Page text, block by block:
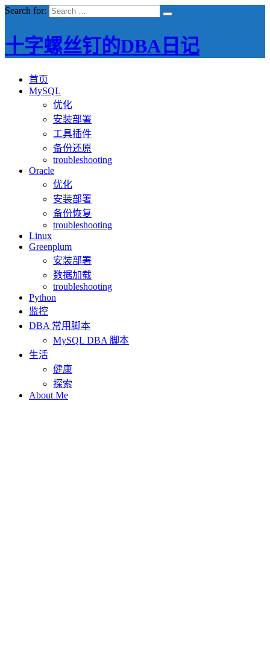
Search for:
十字螺丝钉的DBA日记
首页
MySQL
优化
安装部署
工具插件
备份还原
troubleshooting
Oracle
优化
安装部署
备份恢复
troubleshooting
Linux
Greenplum
安装部署
数据加载
troubleshooting
Python
监控
DBA 常用脚本
MySQL DBA 脚本
生活
健康
探索
About Me